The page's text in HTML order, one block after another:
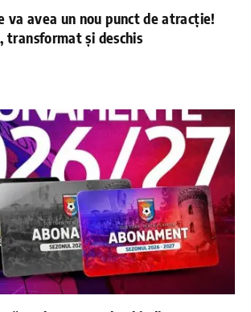
va avea un nou punct de atracție!
transformat și deschis